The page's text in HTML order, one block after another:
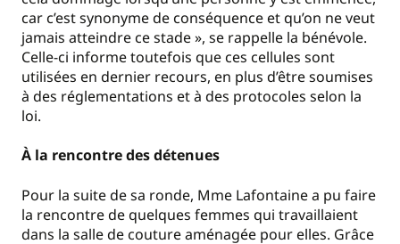
car c’est synonyme de conséquence et qu’on ne veut
jamais atteindre ce stade », se rappelle la bénévole.
Celle-ci informe toutefois que ces cellules sont
utilisées en dernier recours, en plus d’être soumises
à des réglementations et à des protocoles selon la
loi.
À la rencontre des détenues
Pour la suite de sa ronde, Mme Lafontaine a pu faire
la rencontre de quelques femmes qui travaillaient
dans la salle de couture aménagée pour elles. Grâce